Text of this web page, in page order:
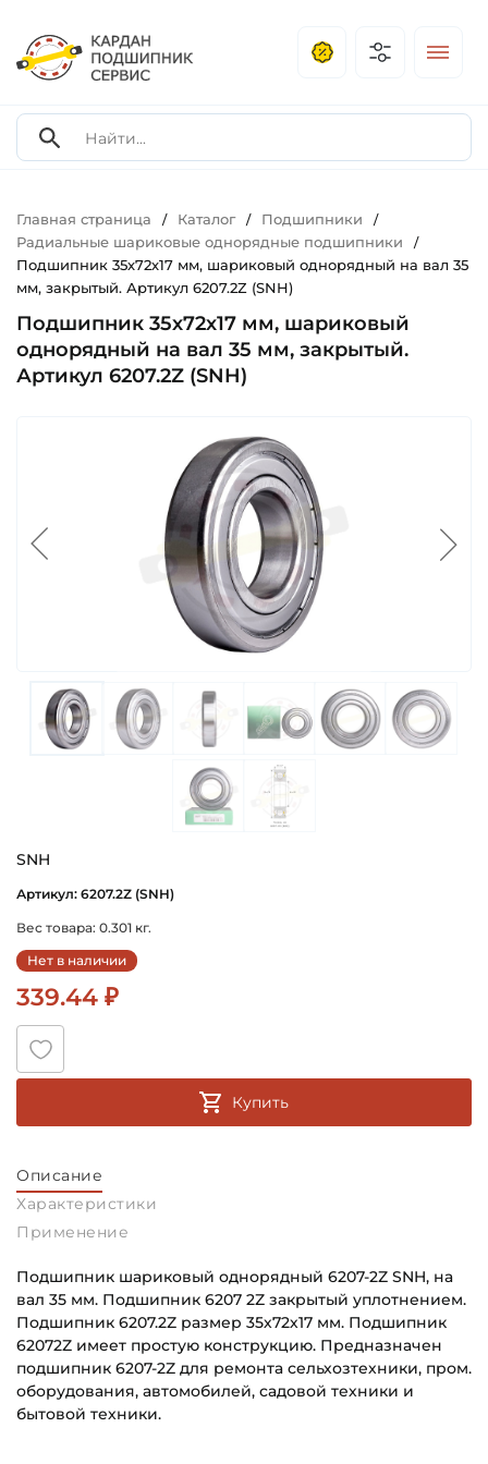
Главная страница / Каталог / Подшипники /
Радиальные шариковые однорядные подшипники /
Подшипник 35х72х17 мм, шариковый однорядный на вал 35
мм, закрытый. Артикул 6207.2Z (SNH)
Подшипник 35х72х17 мм, шариковый
однорядный на вал 35 мм, закрытый.
Артикул 6207.2Z (SNH)
SNH
Артикул: 6207.2Z (SNH)
Вес товара: 0.301 кг.
Нет в наличии
339.44 ₽
Купить
Описание
Характеристики
Применение
Подшипник шариковый однорядный 6207-2Z SNH, на
вал 35 мм. Подшипник 6207 2Z закрытый уплотнением.
Подшипник 6207.2Z размер 35х72х17 мм. Подшипник
62072Z имеет простую конструкцию. Предназначен
подшипник 6207-2Z для ремонта сельхозтехники, пром.
оборудования, автомобилей, садовой техники и
бытовой техники.